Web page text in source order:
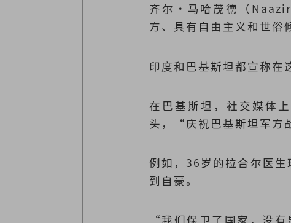
齐尔·马哈茂德（
方、具有自由主义和世
印度和巴基斯坦都宣称在
在巴基斯坦，社交媒体
头，“庆祝巴基斯坦军方
例如，36岁的拉合尔医
到自豪。
“我们保卫了国家，没